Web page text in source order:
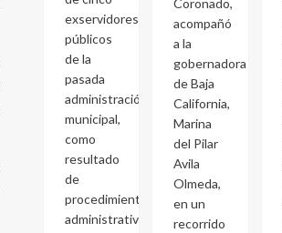
exservidores
públicos
de la
pasada
administración
municipal,
como
resultado
de
procedimientos
administrativos...
acompañó
a la
gobernadora
de Baja
California,
Marina
del Pilar
Avila
Olmeda,
en un
recorrido